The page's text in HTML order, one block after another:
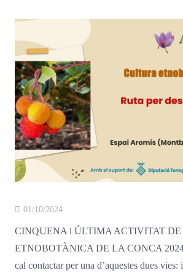
01/10/2024
CINQUENA i ÚLTIMA ACTIVITAT
ETNOBOTÀNICA DE LA CONCA
cal contactar per una d’aquestes dues